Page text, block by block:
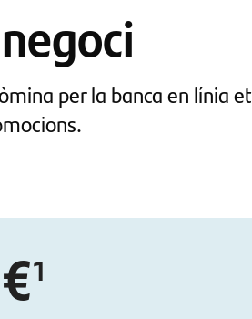
per la banca en línia et
1